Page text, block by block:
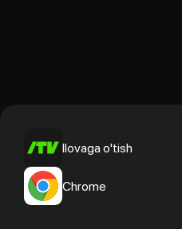
Ilovaga o'tish
Chrome